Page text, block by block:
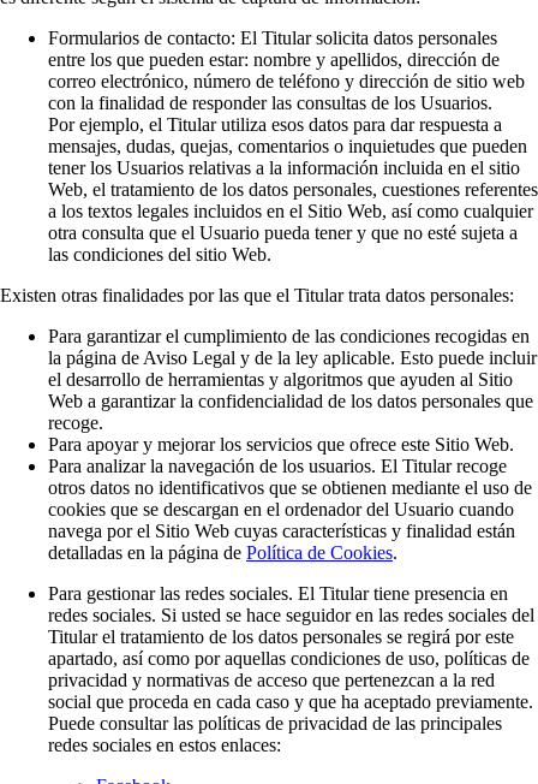
Formularios de contacto: El Titular solicita datos personales
entre los que pueden estar: nombre y apellidos, dirección de
correo electrónico, número de teléfono y dirección de sitio web
con la finalidad de responder las consultas de los Usuarios.
Por ejemplo, el Titular utiliza esos datos para dar respuesta a
mensajes, dudas, quejas, comentarios o inquietudes que pueden
tener los Usuarios relativas a la información incluida en el sitio
Web, el tratamiento de los datos personales, cuestiones referentes
a los textos legales incluidos en el Sitio Web, así como cualquier
otra consulta que el Usuario pueda tener y que no esté sujeta a
las condiciones del sitio Web.
Existen otras finalidades por las que el Titular trata datos personales:
Para garantizar el cumplimiento de las condiciones recogidas en
la página de Aviso Legal y de la ley aplicable. Esto puede incluir
el desarrollo de herramientas y algoritmos que ayuden al Sitio
Web a garantizar la confidencialidad de los datos personales que
recoge.
Para apoyar y mejorar los servicios que ofrece este Sitio Web.
Para analizar la navegación de los usuarios. El Titular recoge
otros datos no identificativos que se obtienen mediante el uso de
cookies que se descargan en el ordenador del Usuario cuando
navega por el Sitio Web cuyas características y finalidad están
detalladas en la página de Política de Cookies.
Para gestionar las redes sociales. El Titular tiene presencia en
redes sociales. Si usted se hace seguidor en las redes sociales del
Titular el tratamiento de los datos personales se regirá por este
apartado, así como por aquellas condiciones de uso, políticas de
privacidad y normativas de acceso que pertenezcan a la red
social que proceda en cada caso y que ha aceptado previamente.
Puede consultar las políticas de privacidad de las principales
redes sociales en estos enlaces: